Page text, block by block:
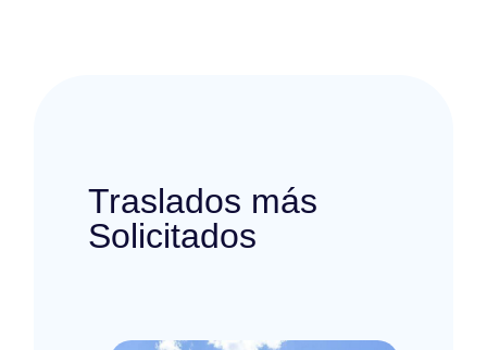
Traslados más
Solicitados